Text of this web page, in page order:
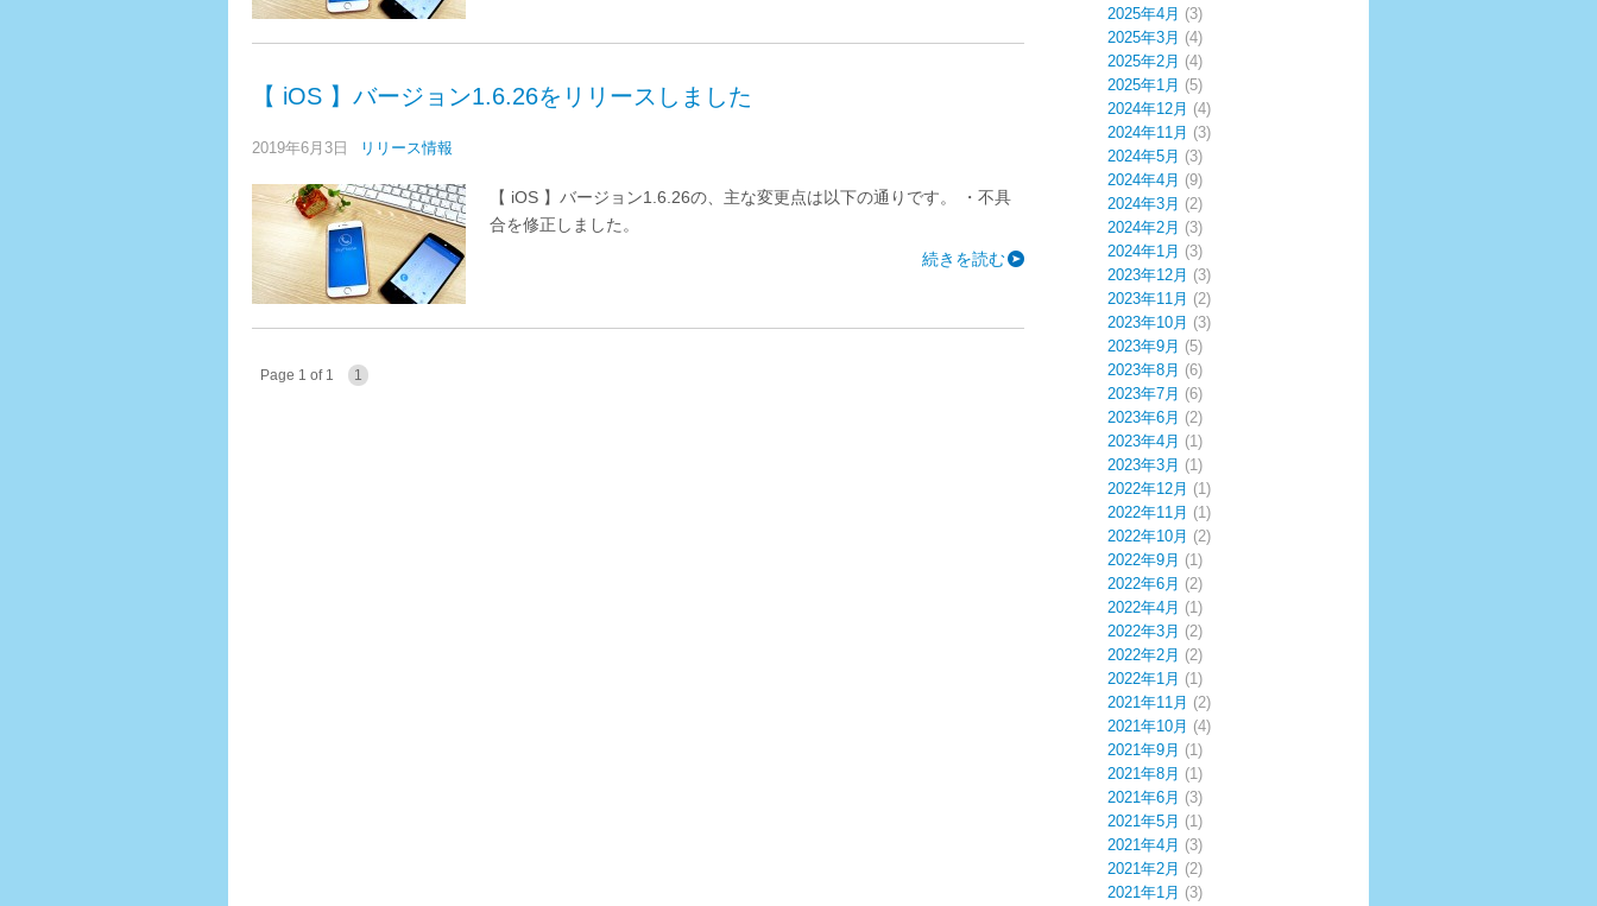
【 iOS 】バージョン1.6.26をリリースしました
2019年6月3日 リリース情報
【 iOS 】バージョン1.6.26の、主な変更点は以下の通りです。 ・不具
合を修正しました。
続きを読む
Page 1 of 1 1
2025年4月 (3)
2025年3月 (4)
2025年2月 (4)
2025年1月 (5)
2024年12月 (4)
2024年11月 (3)
2024年5月 (3)
2024年4月 (9)
2024年3月 (2)
2024年2月 (3)
2024年1月 (3)
2023年12月 (3)
2023年11月 (2)
2023年10月 (3)
2023年9月 (5)
2023年8月 (6)
2023年7月 (6)
2023年6月 (2)
2023年4月 (1)
2023年3月 (1)
2022年12月 (1)
2022年11月 (1)
2022年10月 (2)
2022年9月 (1)
2022年6月 (2)
2022年4月 (1)
2022年3月 (2)
2022年2月 (2)
2022年1月 (1)
2021年11月 (2)
2021年10月 (4)
2021年9月 (1)
2021年8月 (1)
2021年6月 (3)
2021年5月 (1)
2021年4月 (3)
2021年2月 (2)
2021年1月 (3)